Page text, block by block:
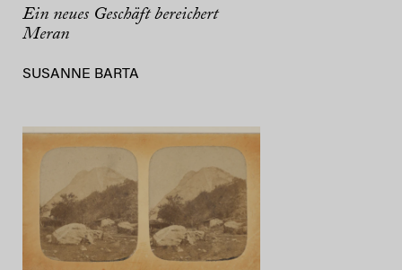
Ein neues Geschäft bereichert
Meran
SUSANNE BARTA